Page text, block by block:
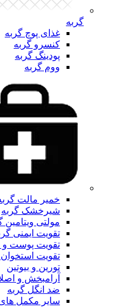
گربه
غذای پوچ گربه
کنسرو گربه
پودینگ گربه
ووم گربه
خمیر مالت
شیرخشک گربه
مولتی ویتامین
تقویت ایمنی
تقویت پوست و
تقویت
تورین و بیوتین
آرامبخش و
ضد انگل گربه
سایر مکمل